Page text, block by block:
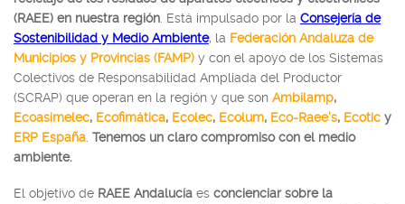
(RAEE) en nuestra región. Está impulsado por la Consejería de
Sostenibilidad y Medio Ambiente, la Federación Andaluza de
Municipios y Provincias (FAMP) y con el apoyo de los Sistemas
Colectivos de Responsabilidad Ampliada del Productor
(SCRAP) que operan en la región y que son Ambilamp,
Ecoasimelec, Ecofimática, Ecolec, Ecolum, Eco-Raee's, Ecotic y
ERP España. Tenemos un claro compromiso con el medio
ambiente.
El objetivo de RAEE Andalucía es concienciar sobre la